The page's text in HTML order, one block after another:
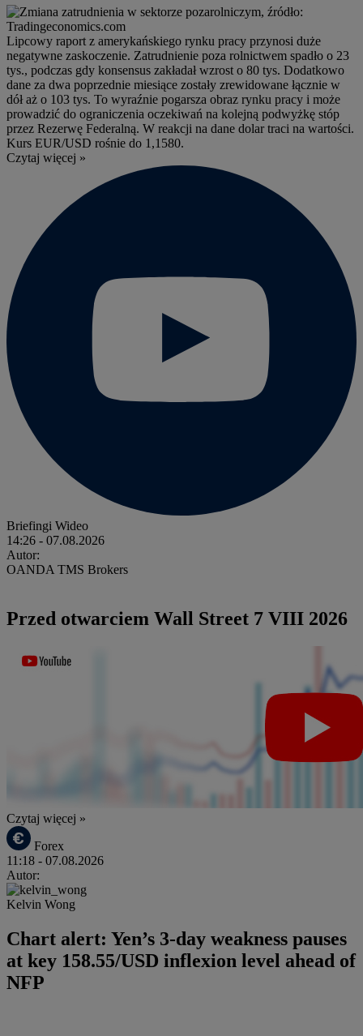
Lipcowy raport z amerykańskiego rynku pracy przynosi duże
negatywne zaskoczenie. Zatrudnienie poza rolnictwem spadło o 23
tys., podczas gdy konsensus zakładał wzrost o 80 tys. Dodatkowo
dane za dwa poprzednie miesiące zostały zrewidowane łącznie w
dół aż o 103 tys. To wyraźnie pogarsza obraz rynku pracy i może
prowadzić do ograniczenia oczekiwań na kolejną podwyżkę stóp
przez Rezerwę Federalną. W reakcji na dane dolar traci na wartości.
Kurs EUR/USD rośnie do 1,1580.
Czytaj więcej »
Briefingi Wideo
14:26 - 07.08.2026
Autor:
OANDA TMS Brokers
Przed otwarciem Wall Street 7 VIII 2026
Czytaj więcej »
Forex
11:18 - 07.08.2026
Autor:
Kelvin Wong
Chart alert: Yen’s 3-day weakness pauses
at key 158.55/USD inflexion level ahead of
NFP